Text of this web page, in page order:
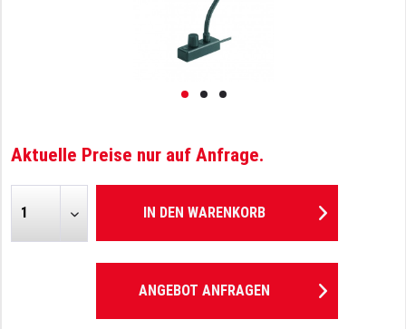
Aktuelle Preise nur auf Anfrage.
IN DEN WARENKORB
ANGEBOT ANFRAGEN